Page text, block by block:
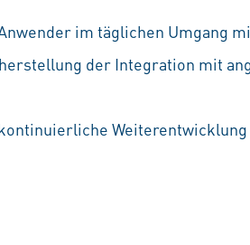
im täglichen Umgang
der Integration mit
Weiterentwicklung